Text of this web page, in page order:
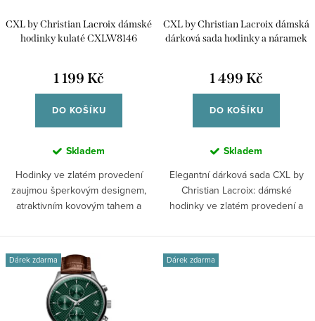
u
o
CXL by Christian Lacroix dámské
hodinky kulaté CXLW8146
1 199 Kč
DO KOŠÍKU
Skladem
Hodinky ve zlatém provedení
zaujmou šperkovým designem,
atraktivním kovovým tahem a
CXL by Christian Lacroix dámská
dárková sada hodinky a náramek
1 499 Kč
DO KOŠÍKU
Skladem
Elegantní dárková sada CXL by
Christian Lacroix: dámské
hodinky ve zlatém provedení a
Dárek zdarma Dárek zdarma